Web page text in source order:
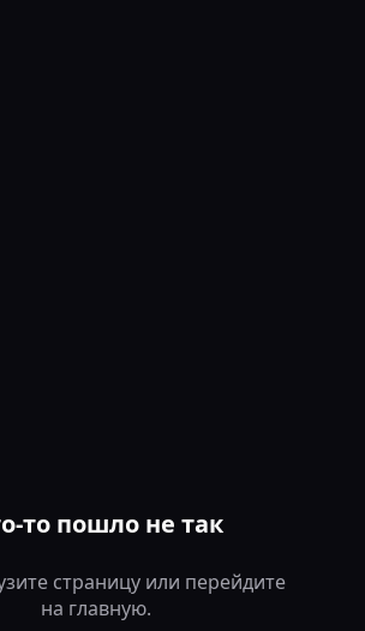
то пошло не так
страницу или перейдите
на главную.